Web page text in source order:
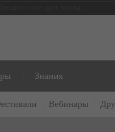
Вебинары
Знания